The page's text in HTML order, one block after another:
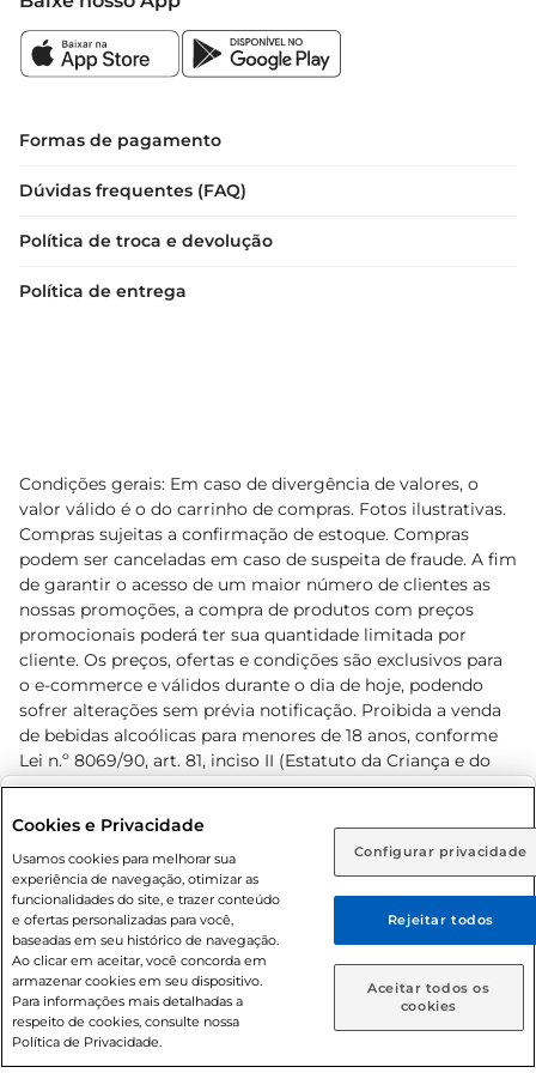
Rio de Janeiro (RJ) Goiás (GO)
Ou
Caso queira comprar online, informe como deseja receber
suas compras:
Entrega em casa Retire em Loja
Formas de pagamento
Dúvidas frequentes (FAQ)
Política de troca e devolução
Política de entrega
Condições gerais: Em caso de divergência de valores, o
valor válido é o do carrinho de compras. Fotos ilustrativas.
Compras sujeitas a confirmação de estoque. Compras
podem ser canceladas em caso de suspeita de fraude. A fim
de garantir o acesso de um maior número de clientes as
nossas promoções, a compra de produtos com preços
promocionais poderá ter sua quantidade limitada por
cliente. Os preços, ofertas e condições são exclusivos para
o e-commerce e válidos durante o dia de hoje, podendo
sofrer alterações sem prévia notificação. Proibida a venda
de bebidas alcoólicas para menores de 18 anos, conforme
Lei n.º 8069/90, art. 81, inciso II (Estatuto da Criança e do
Adolescente). Preços e condições exclusivos para o
prévio. O valor mínimo para as compras on-line é de R$
80,00.
© 2026 Copyright. Todos os direitos
reservados Prezunic.
Cookies e Privacidade
Usamos cookies para melhorar sua
experiência de navegação, otimizar as
funcionalidades do site, e trazer conteúdo
e ofertas personalizadas para você,
baseadas em seu histórico de navegação.
Ao clicar em aceitar, você concorda em
armazenar cookies em seu dispositivo.
Para informações mais detalhadas a
respeito de cookies, consulte nossa
Política de Privacidade.
Configurar privacidade
Rejeitar todos
Aceitar todos os
cookies